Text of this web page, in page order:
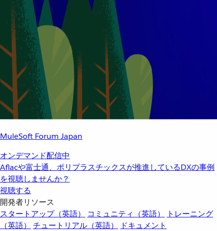
MuleSoft Forum Japan
オンデマンド配信中
Aflacや富士通、ポリプラスチックスが推進しているDXの事例
を視聴しませんか？
視聴する
開発者リソース
スタートアップ（英語）
コミュニティ（英語）
トレーニング
（英語）
チュートリアル（英語）
ドキュメント